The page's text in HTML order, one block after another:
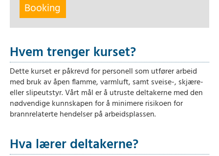
Booking
Hvem trenger kurset?
Dette kurset er påkrevd for personell som utfører arbeid
med bruk av åpen flamme, varmluft, samt sveise-, skjære-
eller slipeutstyr. Vårt mål er å utruste deltakerne med den
nødvendige kunnskapen for å minimere risikoen for
brannrelaterte hendelser på arbeidsplassen.
Hva lærer deltakerne?